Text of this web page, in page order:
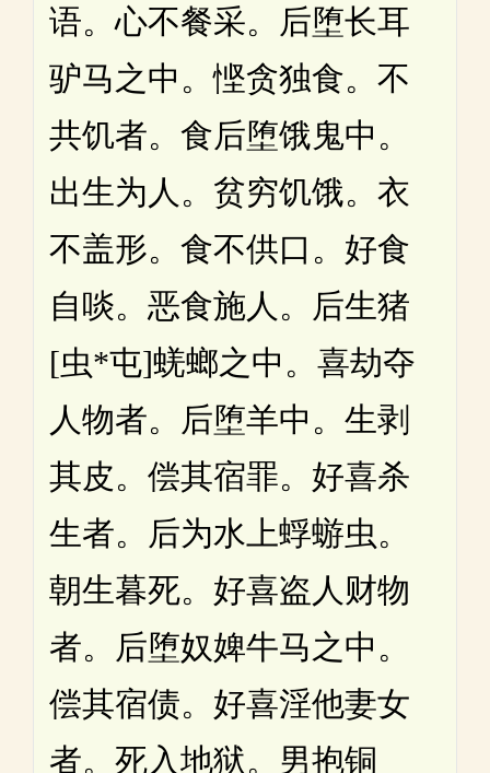
语。心不餐采。后堕长耳
驴马之中。悭贪独食。不
共饥者。食后堕饿鬼中。
出生为人。贫穷饥饿。衣
不盖形。食不供口。好食
自啖。恶食施人。后生猪
[虫*屯]蜣螂之中。喜劫夺
人物者。后堕羊中。生剥
其皮。偿其宿罪。好喜杀
生者。后为水上蜉蝣虫。
朝生暮死。好喜盗人财物
者。后堕奴婢牛马之中。
偿其宿债。好喜淫他妻女
者。死入地狱。男抱铜